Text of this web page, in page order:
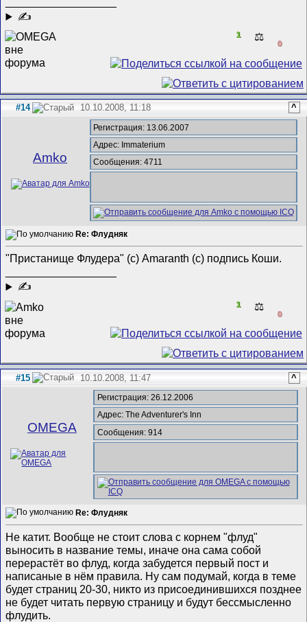
✍
1 ⚖️
0
#14 10.10.2008, 11:18 ^
Amko
Регистрация: 13.06.2007
Адрес: Immaterium
Сообщения: 4711
Re: Флудняк
"Пристанище Флудера" (с) Amaranth (с) подпись Коши.
✍
1 ⚖️
0
#15 10.10.2008, 11:47 ^
ОMEGA
Регистрация: 26.12.2006
Адрес: The Adventurer's Inn
Сообщения: 914
Re: Флудняк
Не катит. Вообще не стоит слова с корнем "флуд"
выносить в название темы, иначе она сама собой
перерастёт во флуд, когда забудется первый пост и
написаные в нём правила. Ну сам подумай, когда в теме
будет страниц 20-30, никто из присоединившихся позднее
не будет читать первую страницу и будут бессмысленно
флудить.